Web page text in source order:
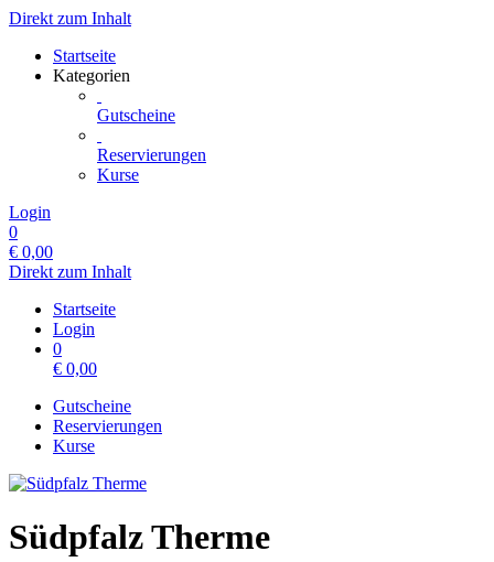
Direkt zum Inhalt
Startseite
Kategorien
Gutscheine
Reservierungen
Kurse
Login
0
€ 0,00
Direkt zum Inhalt
Startseite
Login
0
€ 0,00
Gutscheine
Reservierungen
Kurse
Südpfalz Therme